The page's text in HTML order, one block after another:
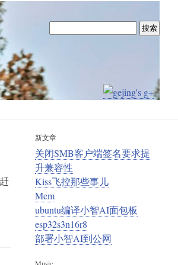
新文章
关闭SMB客户端签名要求提
升兼容性
Kiss飞控那些事儿
Mem
ubuntu编译小智AI面包板
esp32s3n16r8
部署小智AI到公网